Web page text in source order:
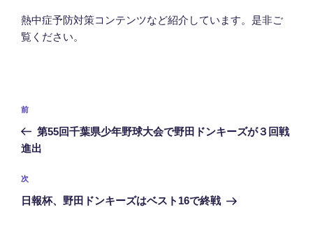
熱中症予防対策コンテンツなど紹介しています。是非ご
覧ください。
投
ナ
ゲ
ー
前
の
投
前
第55回千葉県少年野球大会で野田ドンキーズが３回戦
進出
次
の
次
日報杯、野田ドンキーズはベスト16で終戦